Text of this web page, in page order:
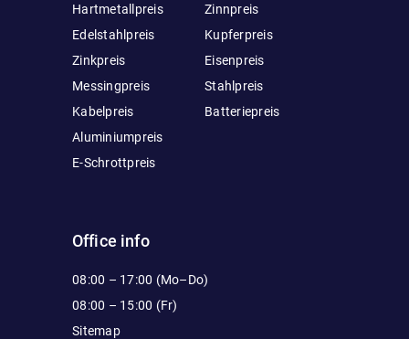
Hartmetallpreis
Edelstahlpreis
Zinkpreis
Messingpreis
Kabelpreis
Aluminiumpreis
E-Schrottpreis
Zinnpreis
Kupferpreis
Eisenpreis
Stahlpreis
Batteriepreis
Office info
08:00 – 17:00 (Mo–Do)
08:00 – 15:00 (Fr)
Sitemap